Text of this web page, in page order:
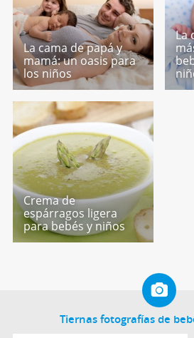
La cama de papá y
mamá: un oasis para
los niños
La
Crema de
espárragos ligera
para bebés y niños
Tiernas fotografías de